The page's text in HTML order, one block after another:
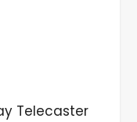
Telecaster